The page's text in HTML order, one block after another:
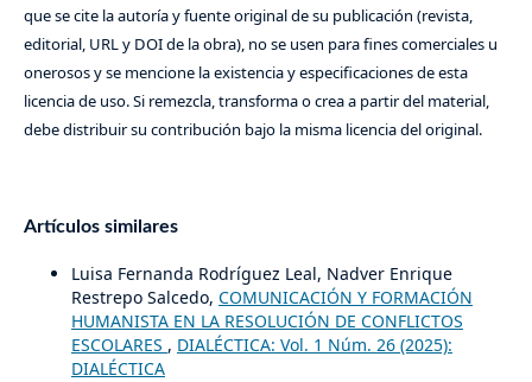
que se cite la autoría y fuente original de su publicación (revista,
editorial, URL y DOI de la obra), no se usen para fines comerciales u
onerosos y se mencione la existencia y especificaciones de esta
licencia de uso. Si remezcla, transforma o crea a partir del material,
debe distribuir su contribución bajo la misma licencia del original.
Artículos similares
Luisa Fernanda Rodríguez Leal, Nadver Enrique
Restrepo Salcedo, COMUNICACIÓN Y FORMACIÓN
HUMANISTA EN LA RESOLUCIÓN DE CONFLICTOS
ESCOLARES , DIALÉCTICA: Vol. 1 Núm. 26 (2025):
DIALÉCTICA